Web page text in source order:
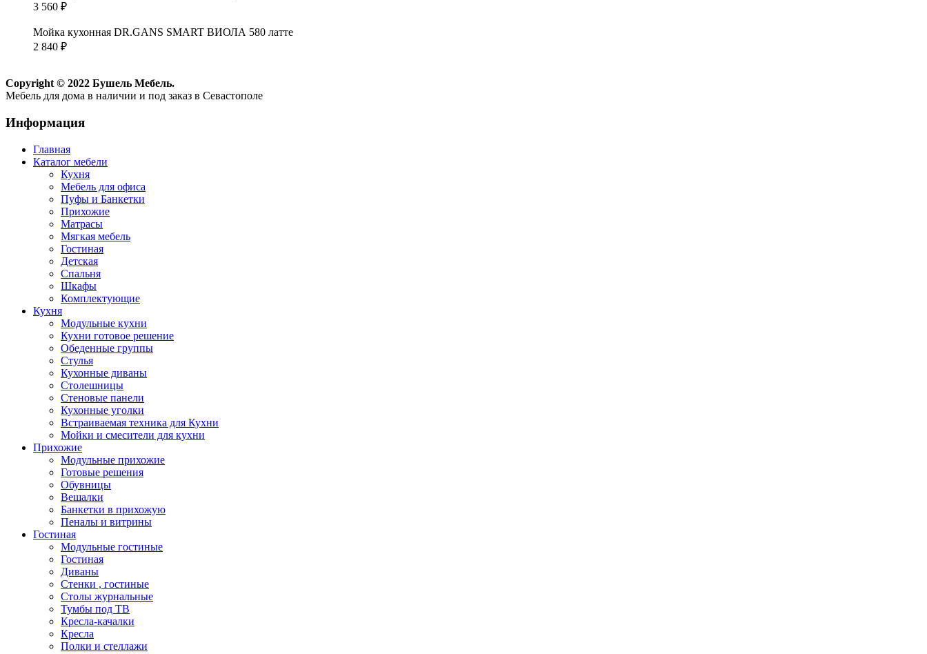
3 560 ₽
Мойка кухонная DR.GANS SMART ВИОЛА 580 латте
2 840 ₽
Copyright © 2022 Бушель Мебель.
Мебель для дома в наличии и под заказ в Севастополе
Информация
Главная
Каталог мебели
Кухня
Мебель для офиса
Пуфы и Банкетки
Прихожие
Матрасы
Мягкая мебель
Гостиная
Детская
Спальня
Шкафы
Комплектующие
Кухня
Модульные кухни
Кухни готовое решение
Обеденные группы
Стулья
Кухонные диваны
Столешницы
Стеновые панели
Кухонные уголки
Встраиваемая техника для Кухни
Мойки и смесители для кухни
Прихожие
Модульные прихожие
Готовые решения
Обувницы
Вешалки
Банкетки в прихожую
Пеналы и витрины
Гостиная
Модульные гостиные
Гостиная
Диваны
Стенки , гостиные
Столы журнальные
Тумбы под ТВ
Кресла-качалки
Кресла
Полки и стеллажи